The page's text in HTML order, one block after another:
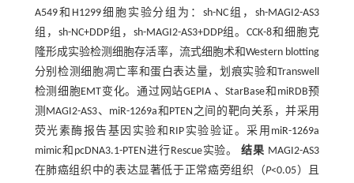
A549和H1299细胞实验分组为：sh-NC组，sh-MAGI2-AS3
组，sh-NC+DDP组，sh-MAGI2-AS3+DDP组。CCK-8和细胞克
隆形成实验检测细胞存活率，流式细胞术和Western blotting
分别检测细胞凋亡率和蛋白表达量，划痕实验和Transwell
检测细胞EMT变化。通过网站GEPIA 、StarBase和miRDB预
测MAGI2-AS3、miR-1269a和PTEN之间的靶向关系，并采用
荧光素酶报告基因实验和RIP实验验证。采用miR-1269a
mimic和pcDNA3.1-PTEN进行Rescue实验。结果 MAGI2-AS3
在肺癌组织中的表达显著低于正常癌旁组织（P<0.05）且